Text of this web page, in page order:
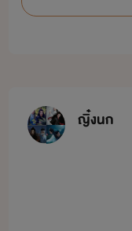
ญิ๋งนก
สวัสดีค๊าาาา